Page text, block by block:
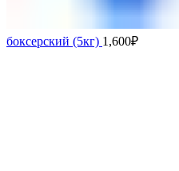
боксерский (5кг) 1,600₽